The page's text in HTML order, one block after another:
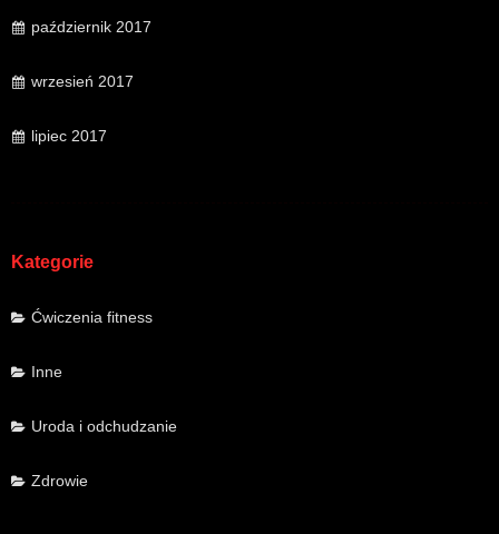
październik 2017
wrzesień 2017
lipiec 2017
Kategorie
Ćwiczenia fitness
Inne
Uroda i odchudzanie
Zdrowie